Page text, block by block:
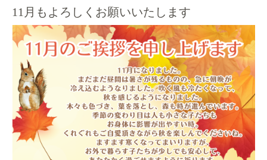
11月もよろしくお願いいたします